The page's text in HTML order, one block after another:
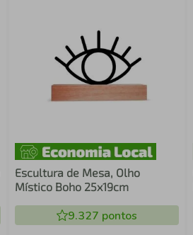
Escultura de Mesa, Olho
Místico Boho 25x19cm
9.327 pontos